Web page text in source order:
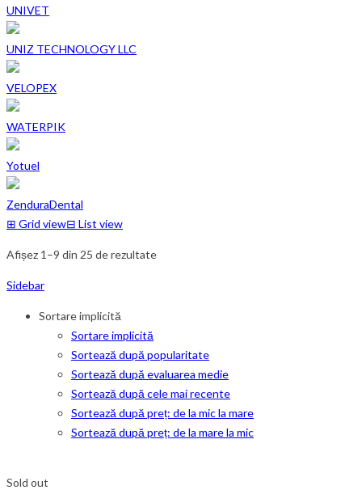
UNIVET
UNIZ TECHNOLOGY LLC
VELOPEX
WATERPIK
Yotuel
ZenduraDental
⊞ Grid view⊟ List view
Afișez 1–9 din 25 de rezultate
Sidebar
Sortare implicită
Sortare implicită
Sortează după popularitate
Sortează după evaluarea medie
Sortează după cele mai recente
Sortează după preț: de la mic la mare
Sortează după preț: de la mare la mic
Sold out